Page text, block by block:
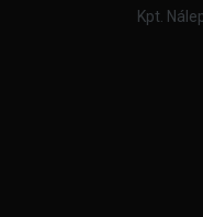
Kpt.